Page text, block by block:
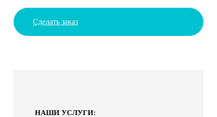
Сделать заказ
НАШИ УСЛУГИ: